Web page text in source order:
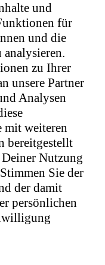
und
für
und die
zu Ihrer
unsere Partner
Analysen
mit weiteren
bereitgestellt
Nutzung
Sie der
der damit
persönlichen